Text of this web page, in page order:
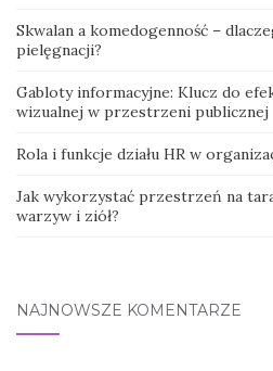
Skwalan a komedogenność –
pielęgnacji?
Gabloty informacyjne: Klucz do
wizualnej w przestrzeni publicznej
Rola i funkcje działu HR w
Jak wykorzystać przestrzeń na
warzyw i ziół?
NAJNOWSZE KOMENTARZE